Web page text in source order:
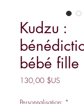
Kudzu :
bébé fille
130,00 $USPrix
Personnalisation: *